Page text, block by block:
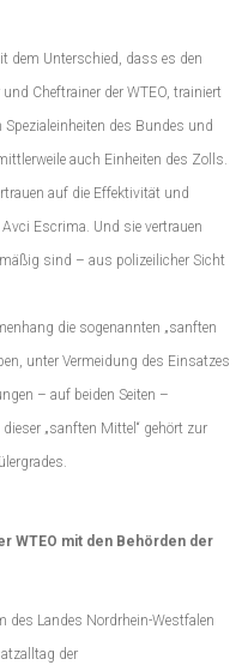
dem Unterschied, dass es den
Cheftrainer der WTEO, trainiert
des Bundes und
auch Einheiten des Zolls.
auf die Effektivität und
Escrima. Und sie vertrauen
sind – aus polizeilicher Sicht
die sogenannten „sanften
unter Vermeidung des Einsatzes
– auf beiden Seiten –
„sanften Mittel“ gehört zur
WTEO mit den Behörden der
Landes Nordrhein-Westfalen
der